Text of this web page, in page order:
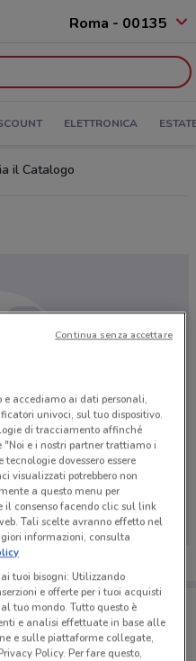
Roma - 00135
ELETTRONICA
il Catalogo
abbiamo pubblicato
Riprova più tardi.
con te!
offerte dei negozi vicino a te,
lista del risparmio, comodamente
accediamo ai dati personali,
univoci, sul tuo dispositivo.
di tracciamento affinché
e i nostri partner trattiamo i
dovessero essere
visualizzati potrebbero non
a questo menu per
il consenso facendo clic sul link
Tali scelte avranno effetto nel
informazioni, consulta
tuoi bisogni: Utilizzando
e offerte per i tuoi acquisti
tuo mondo. Tutto questo è
e analisi effettuate in base alle
e sulle piattaforme collegate,
Policy. Per fare questo,
Continua senza accettare